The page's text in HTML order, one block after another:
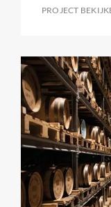
PROJECT